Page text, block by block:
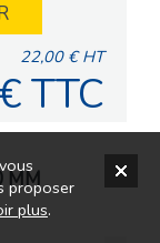
22,00 € HT
TTC
MM
proposer
plus.